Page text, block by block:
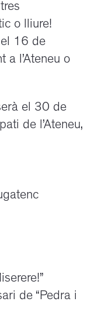
o lliure!
16 de
a l’Ateneu o
el 30 de
de l’Ateneu,
de “Pedra i